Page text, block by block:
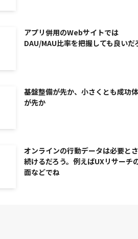
アプリ併用のWebサイトでは
DAU/MAU比率を把握しても良いだ
基盤整備が先か、小さくとも成功
が先か
オンラインの行動データは必要と
続けるだろう。例えばUXリサーチ
面などでね